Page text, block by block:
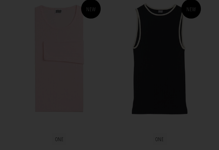
NEW
ONE
NEW
ONE